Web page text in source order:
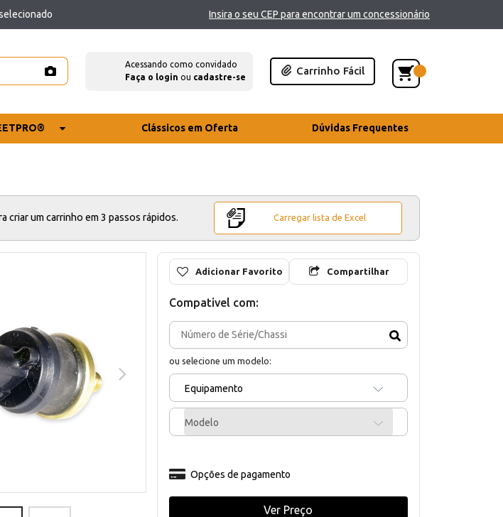
Insira o seu CEP para encontrar um concessionário
Acessando como convidado
Faça o login ou cadastre-se
Carrinho Fácil
Clássicos em Oferta Dúvidas Frequentes
criar um carrinho em 3 passos rápidos. Carregar lista de Excel
Adicionar Favorito Compartilhar
Compativel com:
ou selecione um modelo:
Equipamento
Modelo
Opções de pagamento
Ver Preço